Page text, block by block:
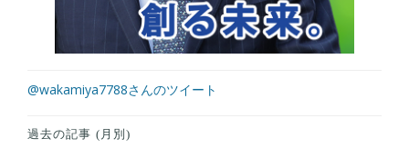
@wakamiya7788さんのツイート
過去の記事 (月別)